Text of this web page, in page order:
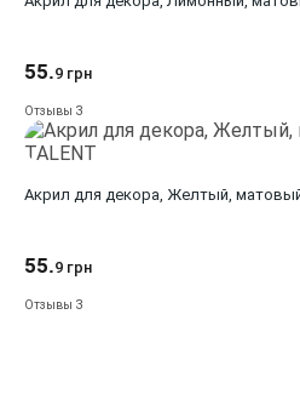
55.9 грн
Отзывы 3
Акрил для декора, Желтый,
55.9 грн
Отзывы 3